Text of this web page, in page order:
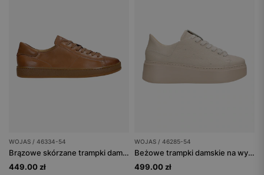
WOJAS / 46334-54
Brązowe skórzane trampki damskie
449.00 zł
WOJAS / 46285-54
Beżowe trampki damskie na wysokiej podeszwie
499.00 zł